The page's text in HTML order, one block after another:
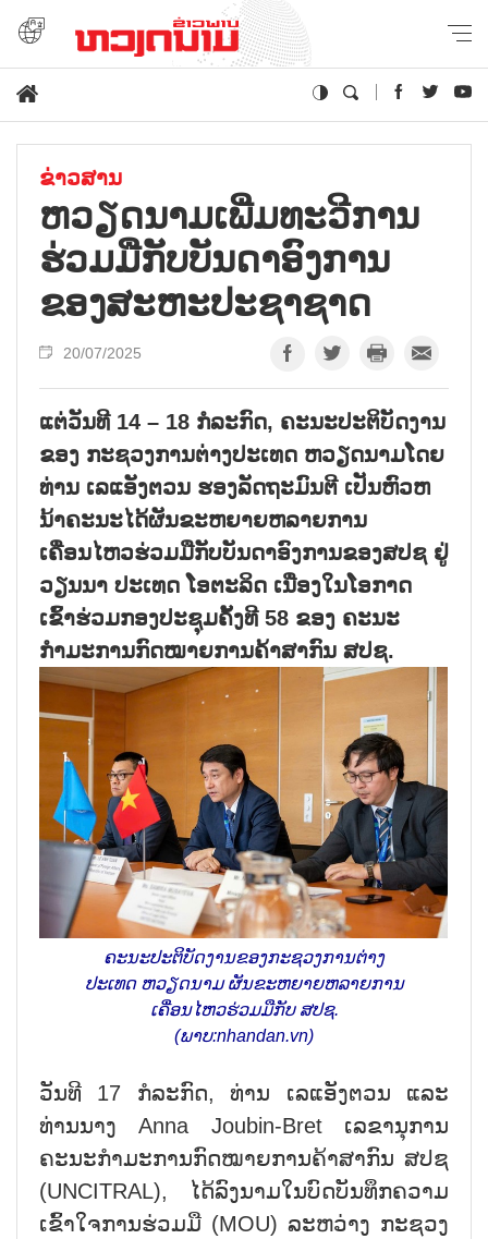
ຂ່າວສານ
ຫວຽດນາມເພີ່ມທະວີການ
ຮ່ວມມືກັບບັນດາອົງການ
ຂອງສະຫະປະຊາຊາດ
20/07/2025
ແຕ່ວັນທີ 14 – 18 ກໍລະກົດ, ຄະນະປະຕິບັດງານ
ຂອງ ກະຊວງການຕ່າງປະເທດ ຫວຽດນາມໂດຍ
ທ່ານ ເລແອັງຕວນ ຮອງລັດຖະມົນຕີ ເປັນຫົວຫ
ນ້າຄະນະໄດ້ຜັນຂະຫຍາຍຫລາຍການ
ເຄື່ອນໄຫວຮ່ວມມືກັບບັນດາອົງການຂອງສປຊ ຢູ່
ວຽນນາ ປະເທດ ໂອຕະລິດ ເນື່ອງໃນໂອກາດ
ເຂົ້າຮ່ວມກອງປະຊຸມຄັ້ງທີ 58 ຂອງ ຄະນະ
ກຳມະການກົດໝາຍການຄ້າສາກົນ ສປຊ.
ຄະນະປະຕິບັດງານຂອງກະຊວງການຕ່າງ
ປະເທດ ຫວຽດນາມ ຜັນຂະຫຍາຍຫລາຍການ
ເຄື່ອນໄຫວຮ່ວມມືກັບ ສປຊ.
(ພາບ:nhandan.vn)
ວັນທີ 17 ກໍລະກົດ, ທ່ານ ເລແອັງຕວນ ແລະ
ທ່ານນາງ Anna Joubin-Bret ເລຂານຸການ
ຄະນະກຳມະການກົດໝາຍການຄ້າສາກົນ ສປຊ
(UNCITRAL), ໄດ້ລົງນາມໃນບົດບັນທຶກຄວາມ
ເຂົ້າໃຈການຮ່ວມມື (MOU) ລະຫວ່າງ ກະຊວງ